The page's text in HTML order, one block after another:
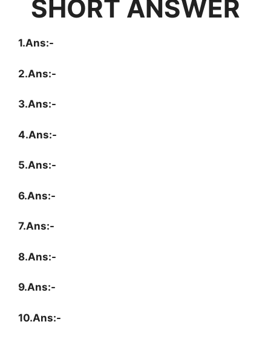
SHORT ANSWER
1.Ans:-
2.Ans:-
3.Ans:-
4.Ans:-
5.Ans:-
6.Ans:-
7.Ans:-
8.Ans:-
9.Ans:-
10.Ans:-